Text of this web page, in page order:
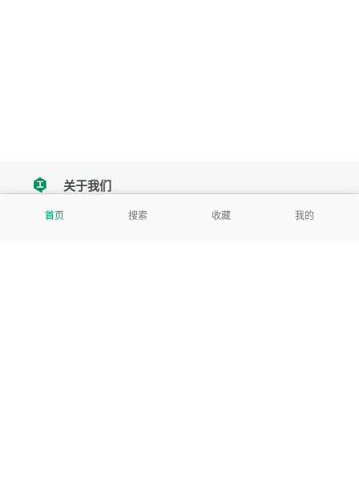
首页 搜索 收藏 我的
tencent关于我们
我们努力把每一个工具做成批量处理的产品